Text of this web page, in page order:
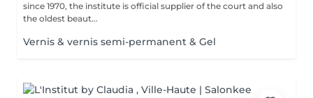
since 1970, the institute is official supplier of the court and also
the oldest beaut...
Vernis & vernis semi-permanent & Gel